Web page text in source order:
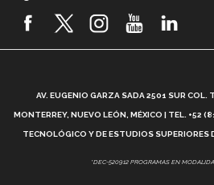
2026! (video)
¿Cómo es el Modelo
Vida Tec: Feminismo e
AV. EUGENIO GARZA SADA 2501 SUR COL.
MONTERREY, NUEVO LEÓN, MÉXICO | TEL.
TECNOLÓGICO Y DE ESTUDIOS SUPERIORES
*DEC-520912 PROGRAMAS EN